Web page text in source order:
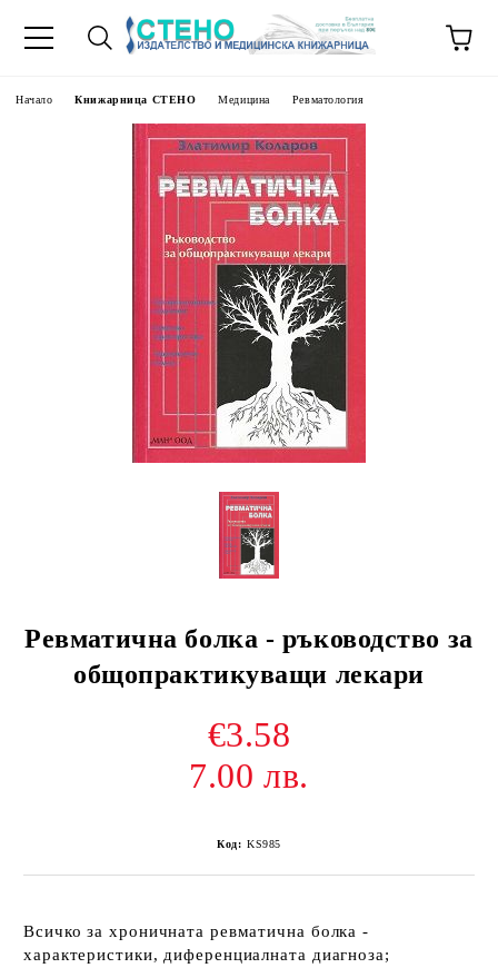
Начало Книжарница СТЕНО Медицина Ревматология
Ревматична болка - ръководство за
общопрактикуващи лекари
€3.58
7.00 лв.
Код: KS985
Всичко за хроничната ревматична болка -
характеристики, диференциалната диагноза;